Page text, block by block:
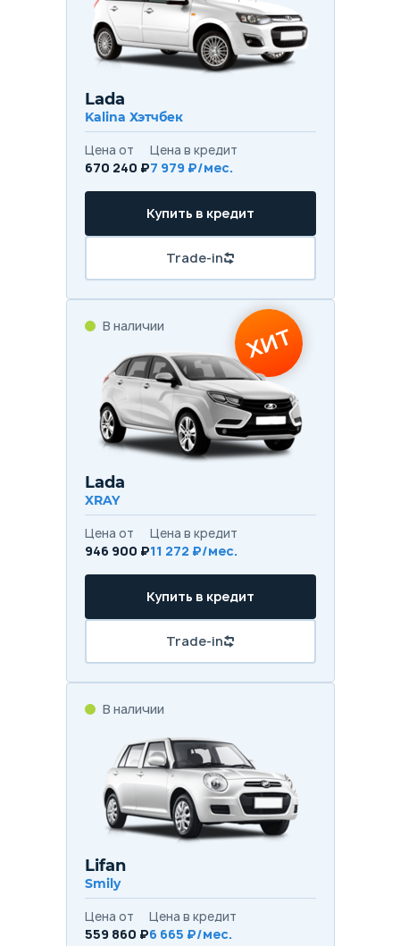
Lada
Kalina Хэтчбек
Цена от
670 240 ₽
Цена в кредит
7 979 ₽/мес.
Купить в кредит
Trade-in
В наличии ХИТ
Lada
XRAY
Цена от
946 900 ₽
Цена в кредит
11 272 ₽/мес.
Купить в кредит
Trade-in
В наличии
Lifan
Smily
Цена от
559 860 ₽
Цена в кредит
6 665 ₽/мес.